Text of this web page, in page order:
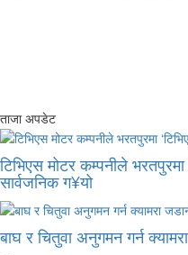
ताजा अपडेट
टिभिएस मोटर कम्पनीले भरतपुरमा
सार्वजनिक ग¥यो
बाघ र चितुवा अनुगमन गर्न